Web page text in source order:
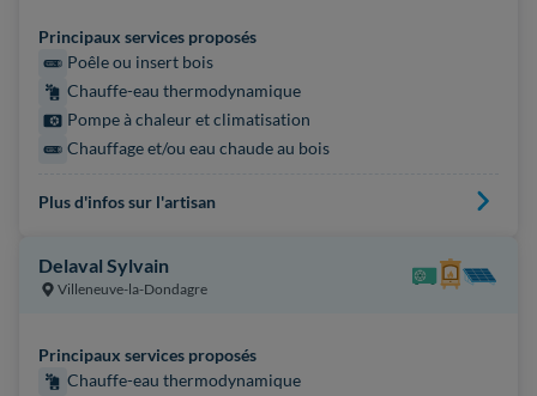
Principaux services proposés
Poêle ou insert bois
Chauffe-eau thermodynamique
Pompe à chaleur et climatisation
Chauffage et/ou eau chaude au bois
Plus d'infos sur l'artisan
Delaval Sylvain
Villeneuve-la-Dondagre
Principaux services proposés
Chauffe-eau thermodynamique